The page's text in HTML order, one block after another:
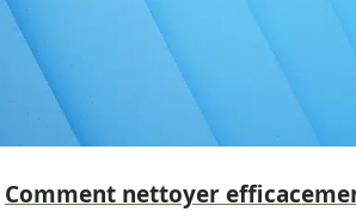
Comment nettoyer